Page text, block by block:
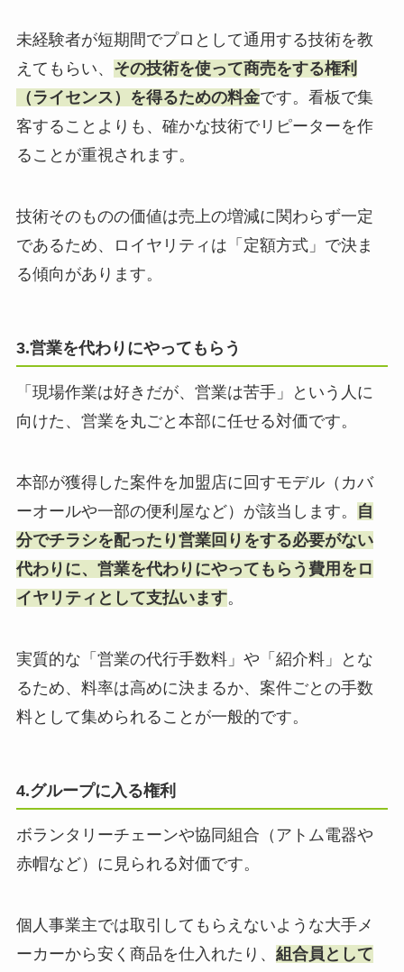
未経験者が短期間でプロとして通用する技術を教
えてもらい、 その技術を使って商売をする権利
（ライセンス）を得るための料金です。看板で集
客することよりも、確かな技術でリピーターを作
ることが重視されます。
技術そのものの価値は売上の増減に関わらず一定
であるため、ロイヤリティは「定額方式」で決ま
る傾向があります。
3.営業を代わりにやってもらう
「現場作業は好きだが、営業は苦手」という人に
向けた、営業を丸ごと本部に任せる対価です。
本部が獲得した案件を加盟店に回すモデル（カバ
ーオールや一部の便利屋など）が該当します。
自
分でチラシを配ったり営業回りをする必要がない
代わりに、営業を代わりにやってもらう費用をロ
イヤリティとして支払います。
実質的な「営業の代行手数料」や「紹介料」とな
るため、料率は高めに決まるか、案件ごとの手数
料として集められることが一般的です。
4.グループに入る権利
ボランタリーチェーンや協同組合（アトム電器や
赤帽など）に見られる対価です。
個人事業主では取引してもらえないような大手メ
ーカーから安く商品を仕入れたり、 組合員として